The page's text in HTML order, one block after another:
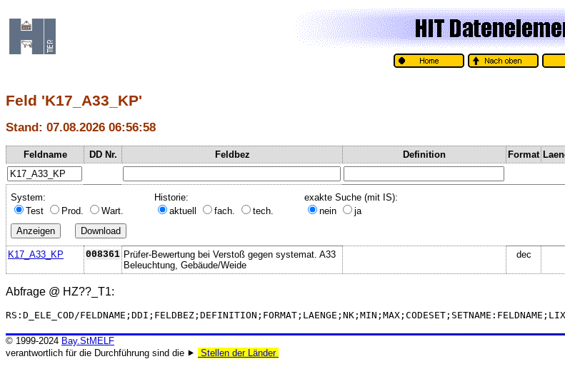
Feld 'K17_A33_KP'
Stand: 07.08.2026 06:56:58
Feldname DD Nr. Feldbez Definition Format
System:
Test
Prod. Wart.
Historie:
aktuell
fach. tech.
exakte Suche (mit IS):
nein
ja
K17_A33_KP 008361 Prüfer-Bewertung bei Verstoß gegen systemat. A33
Beleuchtung, Gebäude/Weide
dec
Abfrage @ HZ??_T1:
RS:D_ELE_COD/
© 1999-2024 Bay.StMELF
verantwortlich für die Durchführung sind die ⯈
Stellen der Länder